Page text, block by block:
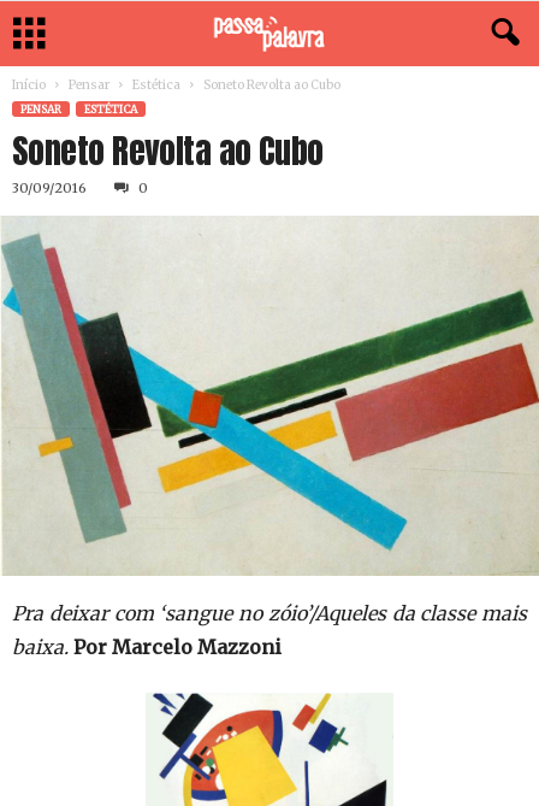
Início Pensar Estética Soneto Revolta ao Cubo
PENSAR ESTÉTICA
Soneto Revolta ao Cubo
30/09/2016 0
Pra deixar com ‘sangue no zóio’/Aqueles da classe mais
baixa. Por Marcelo Mazzoni